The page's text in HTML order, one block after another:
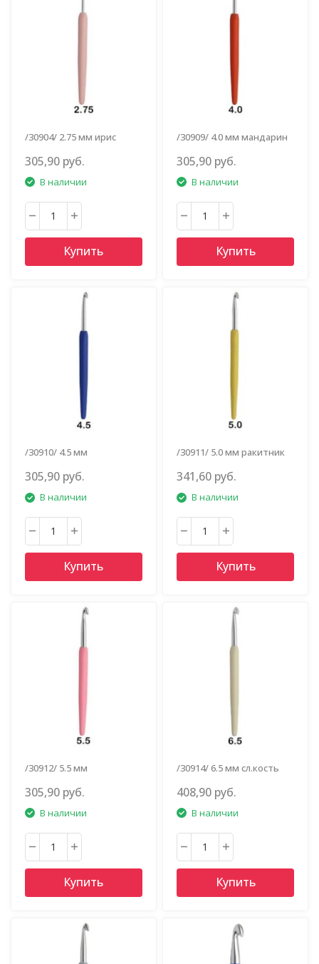
/30904/ 2.75 мм ирис
305,90 руб.
В наличии
Купить
/30909/ 4.0 мм мандарин
305,90 руб.
В наличии
Купить
/30910/ 4.5 мм
305,90 руб.
В наличии
Купить
/30911/ 5.0 мм ракитник
341,60 руб.
В наличии
Купить
/30912/ 5.5 мм
305,90 руб.
В наличии
Купить
/30914/ 6.5 мм сл.кость
408,90 руб.
В наличии
Купить